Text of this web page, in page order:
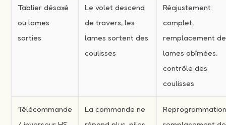
Tablier désaxé
ou lames
sorties
Le volet descend
de travers, les
lames sortent des
coulisses
Réajustement
complet,
remplacement de
lames abîmées,
contrôle des
coulisses
Télécommande
La commande ne